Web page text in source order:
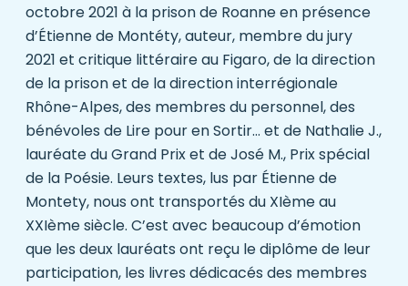
octobre 2021 à la prison de Roanne en présence
d’Étienne de Montéty, auteur, membre du jury
2021 et critique littéraire au Figaro, de la direction
de la prison et de la direction interrégionale
Rhône-Alpes, des membres du personnel, des
bénévoles de Lire pour en Sortir… et de Nathalie J.,
lauréate du Grand Prix et de José M., Prix spécial
de la Poésie. Leurs textes, lus par Étienne de
Montety, nous ont transportés du XIème au
XXIème siècle. C’est avec beaucoup d’émotion
que les deux lauréats ont reçu le diplôme de leur
participation, les livres dédicacés des membres